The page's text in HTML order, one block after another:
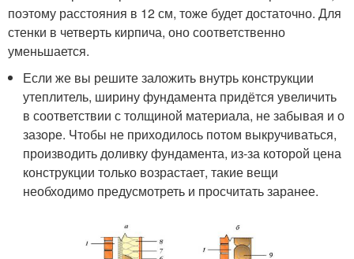
поэтому расстояния в 12 см, тоже будет достаточно. Для
стенки в четверть кирпича, оно соответственно
уменьшается.
Если же вы решите заложить внутрь конструкции
утеплитель, ширину фундамента придётся увеличить
в соответствии с толщиной материала, не забывая и о
зазоре. Чтобы не приходилось потом выкручиваться,
производить доливку фундамента, из-за которой цена
конструкции только возрастает, такие вещи
необходимо предусмотреть и просчитать заранее.